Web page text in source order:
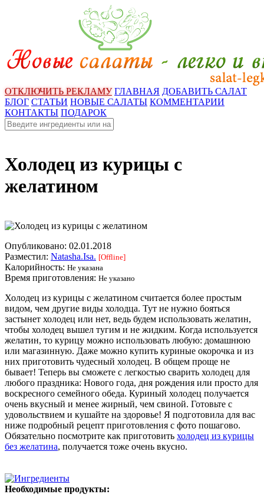
ОТКЛЮЧИТЬ РЕКЛАМУ ГЛАВНАЯ ДОБАВИТЬ САЛАТ
БЛОГ СТАТЬИ НОВЫЕ САЛАТЫ КОММЕНТАРИИ
КОНТАКТЫ ПОДАРОК
Холодец из курицы с
желатином
Опубликовано: 02.01.2018
Разместил: Natasha.Isa. [Offline]
Калорийность: Не указана
Время приготовления: Не указано
Холодец из курицы с желатином считается более простым
видом, чем другие виды холодца. Тут не нужно бояться
застынет холодец или нет, ведь будем использовать желатин,
чтобы холодец вышел тугим и не жидким. Когда используется
желатин, то курицу можно использовать любую: домашнюю
или магазинную. Даже можно купить куриные окорочка и из
них приготовить чудесный холодец. В общем проще не
бывает! Теперь вы сможете с легкостью сварить холодец для
любого праздника: Нового года, дня рождения или просто для
воскресного семейного обеда. Куриный холодец получается
очень вкусный и менее жирный, чем свиной. Готовьте с
удовольствием и кушайте на здоровье! Я подготовила для вас
ниже подробный рецепт приготовления с фото пошагово.
Обязательно посмотрите как приготовить холодец из курицы
без желатина, получается тоже очень вкусно.
Необходимые продукты: